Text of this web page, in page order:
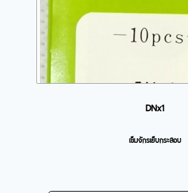
DNx1
เข็มจักรเย็บกระสอบ